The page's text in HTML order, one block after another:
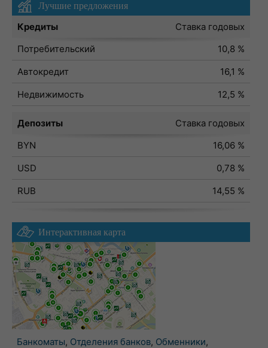
Лучшие предложения
Кредиты
Ставка годовых
Потребительский
10,8 %
Автокредит
16,1 %
Недвижимость
12,5 %
Депозиты
Ставка годовых
BYN
16,06 %
USD
0,78 %
RUB
14,55 %
Интерактивная карта
Банкоматы, Отделения банков, Обменники,